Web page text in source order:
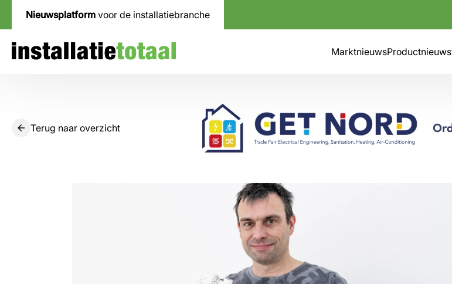
Nieuwsplatform voor de installatiebranche
MarktnieuwsProductnieuws
Terug naar overzicht